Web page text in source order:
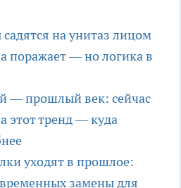
на унитаз лицом
поражает — но логика в
— прошлый век: сейчас
этот тренд — куда
уходят в прошлое:
замены для